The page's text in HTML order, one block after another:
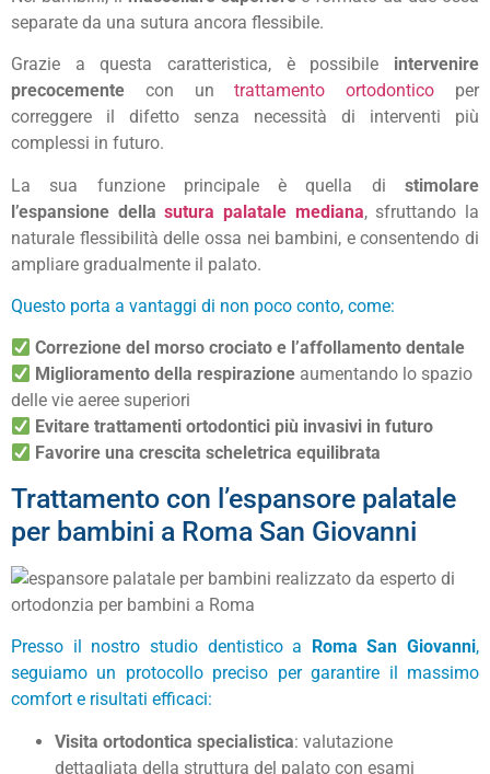
separate da una sutura ancora flessibile.
Grazie a questa caratteristica, è possibile intervenire
precocemente con untrattamento ortodontico per
correggere il difetto senza necessità di interventi più
complessi in futuro.
La sua funzione principale è quella di stimolare
l’espansione dellasutura palatale mediana, sfruttando la
naturale flessibilità delle ossa nei bambini, e consentendo di
ampliare gradualmente il palato.
Questo porta a vantaggi di non poco conto, come:
Correzione del morso crociato e l’affollamento dentale
Miglioramento della respirazione aumentando lo spazio
delle vie aeree superiori
Evitare trattamenti ortodontici più invasivi in futuro
Favorire una crescita scheletrica equilibrata
Trattamento con l’espansore palatale
per bambini a Roma San Giovanni
Presso il nostro studio dentistico a Roma San Giovanni,
seguiamo un protocollo preciso per garantire il massimo
comfort e risultati efficaci:
Visita ortodontica specialistica: valutazione
dettagliata della struttura del palato con esami